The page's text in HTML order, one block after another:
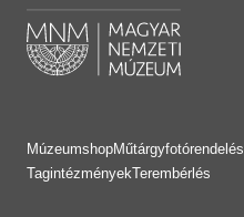
MúzeumshopMűtárgyfotórendelés
TagintézményekTerembérlés